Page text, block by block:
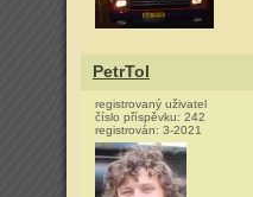
PetrTol
registrovaný uživatel
číslo příspěvku: 242
registrován: 3-2021